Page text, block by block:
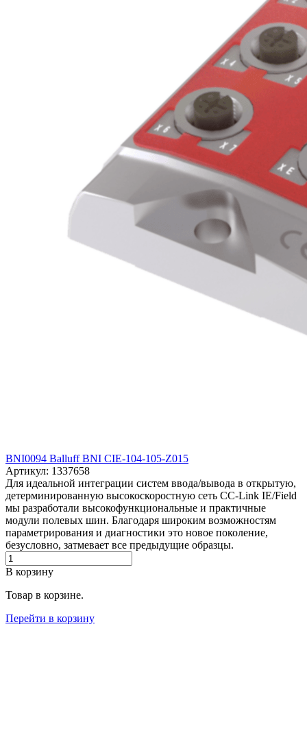
BNI0094 Balluff BNI CIE-104-105-Z015
Артикул: 1337658
Для идеальной интеграции систем ввода/вывода в открытую,
детерминированную высокоскоростную сеть CC-Link IE/Field
мы разработали высокофункциональные и практичные
модули полевых шин. Благодаря широким возможностям
параметрирования и диагностики это новое поколение,
безусловно, затмевает все предыдущие образцы.
В корзину
Товар в корзине.
Перейти в корзину